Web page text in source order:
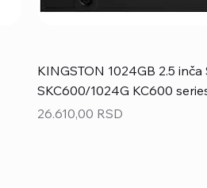
KINGSTON 1024GB 2.5 inča
SKC600/1024G KC600
Price
26.610,00 RSD